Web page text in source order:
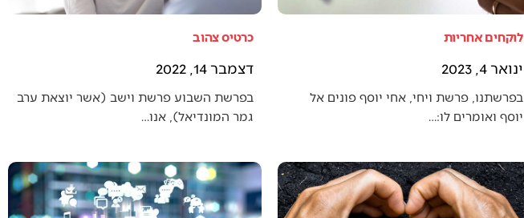
לוקחים אחריות
ינואר 4, 2023
בפרשתנו, פרשת ויחי, אחי יוסף פונים אל
יוסף ואומרים לו:…
כרטיס צהוב
דצמבר 14, 2022
בפרשת השבוע פרשת וישב (אשר יוצאת ערב
גמר המונדיאל), אנו…